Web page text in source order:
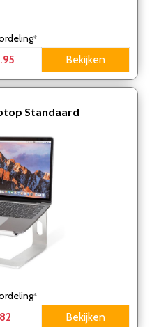
*
Bekijken
Standaard
*
Bekijken